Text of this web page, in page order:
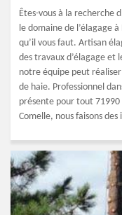
Êtes-vous à la recherche
le domaine de l’élagage
qu’il vous faut. Artisan
des travaux d’élagage et
notre équipe peut
de haie. Professionnel
présente pour tout 71990
Comelle, nous faisons